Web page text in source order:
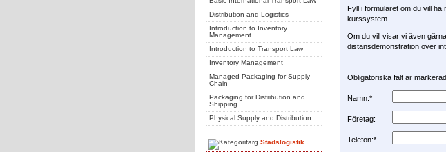
Distribution and Logistics
Introduction to Inventory
Management
Introduction to Transport Law
Inventory Management
Managed Packaging for Supply
Chain
Packaging for Distribution and
Shipping
Physical Supply and Distribution
Stadslogistik
Fyll i formuläret om du vill
kurssystem.
Om du vill visar vi även
distansdemonstration över
Obligatoriska fält är
Namn:*
Företag:
Telefon:*